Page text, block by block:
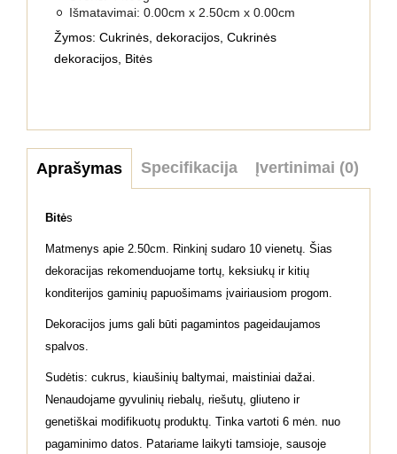
Išmatavimai: 0.00cm x 2.50cm x 0.00cm
Žymos: Cukrinės dekoracijos Cukrinės
dekoracijos Bitės
Aprašymas Specifikacija Įvertinimai (0)
Bitės
Matmenys apie 2.50cm. Rinkinį sudaro 10 vienetų. Šias
dekoracijas rekomenduojame tortų, keksiukų ir kitių
konditerijos gaminių papuošimams įvairiausiom progom.
Dekoracijos jums gali būti pagamintos pageidaujamos
spalvos.
Sudėtis: cukrus, kiaušinių baltymai, maistiniai dažai.
Nenaudojame gyvulinių riebalų, riešutų, gliuteno ir
genetiškai modifikuotų produktų. Tinka vartoti 6 mėn. nuo
pagaminimo datos. Patariame laikyti tamsioje, sausoje